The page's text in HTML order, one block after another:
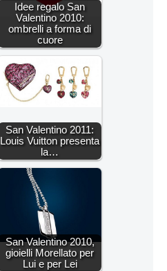
Idee regalo San
Valentino 2010:
ombrelli a forma di
cuore
San Valentino 2011:
Louis Vuitton presenta
la…
San Valentino 2010,
gioielli Morellato per
Lui e per Lei